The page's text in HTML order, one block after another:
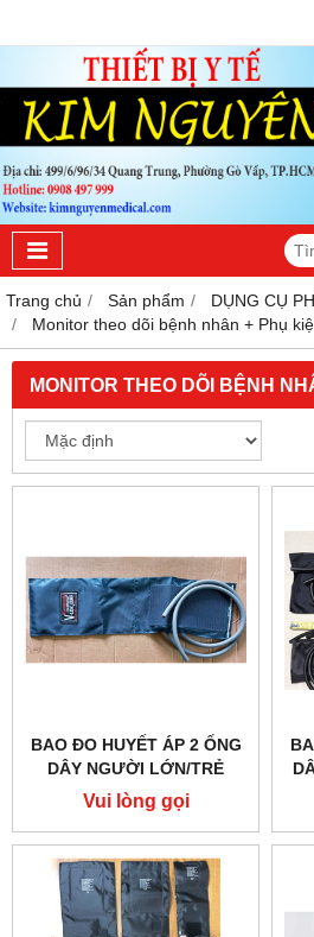
Trang chủ Sản phẩm
DỤNG CỤ
Monitor theo dõi bệnh nhân + Phụ
MONITOR THEO DÕI BỆNH
BAO ĐO HUYẾT ÁP 2 ỐNG
DÂY NGƯỜI LỚN/TRẺ
EM/SƠ SINH
Vui lòng gọi